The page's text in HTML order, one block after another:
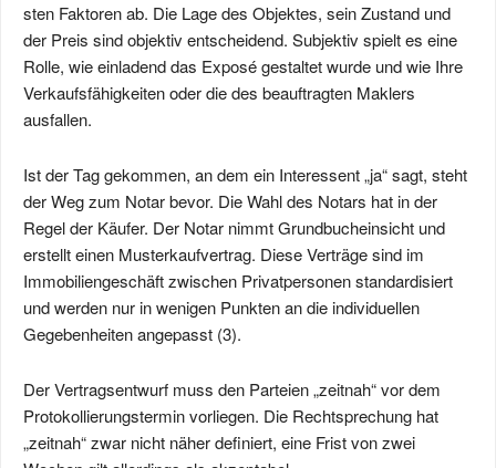
sten Faktoren ab. Die Lage des Objektes, sein Zustand und
der Preis sind objektiv entscheidend. Subjektiv spielt es eine
Rolle, wie einladend das Exposé gestaltet wurde und wie Ihre
Verkaufsfähigkeiten oder die des beauftragten Maklers
ausfallen.
Ist der Tag gekommen, an dem ein Interessent „ja“ sagt, steht
der Weg zum Notar bevor. Die Wahl des Notars hat in der
Regel der Käufer. Der Notar nimmt Grundbucheinsicht und
erstellt einen Musterkaufvertrag. Diese Verträge sind im
Immobiliengeschäft zwischen Privatpersonen standardisiert
und werden nur in wenigen Punkten an die individuellen
Gegebenheiten angepasst (3).
Der Vertragsentwurf muss den Parteien „zeitnah“ vor dem
Protokollierungstermin vorliegen. Die Rechtsprechung hat
„zeitnah“ zwar nicht näher definiert, eine Frist von zwei